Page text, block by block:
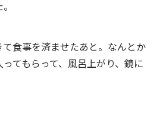
食事を済ませたあと。なんとか
てもらって、風呂上がり、鏡に